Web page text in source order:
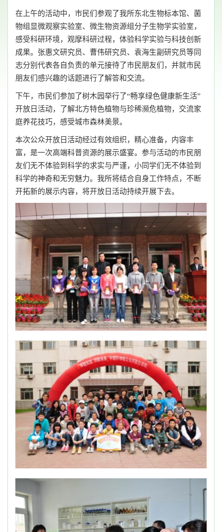
在上午的活动中，市民们参观了我所东北生物标本馆、菌
物组显微观察实验室、微生物资源组分子生物学实验室，
感受科研环境，观摩科研过程，体验科学实验与科技创新
成果。张惠文研究员、曹伟研究员、袁海生副研究员等同
志分别代表各自负责的单元接待了市民朋友们，并就市民
朋友们感兴趣的话题进行了解答和交流。
下午，市民们参加了树木园举行了“畅享绿色健康新生活”
开放日活动，了解北方特色植物与珍稀濒危植物，交流家
庭养花技巧，感受城市森林美景。
本次公众开放日活动经过有效组织，精心准备，内容丰
富，是一次高端科普资源的展示盛宴。参与活动的市民朋
友们无不体验到科学的求实与严谨，小同学们无不体验到
科学的神奇和无穷魅力。我所将结合自身工作特点，不断
开拓新的展示内容，将开放日活动持续开展下去。